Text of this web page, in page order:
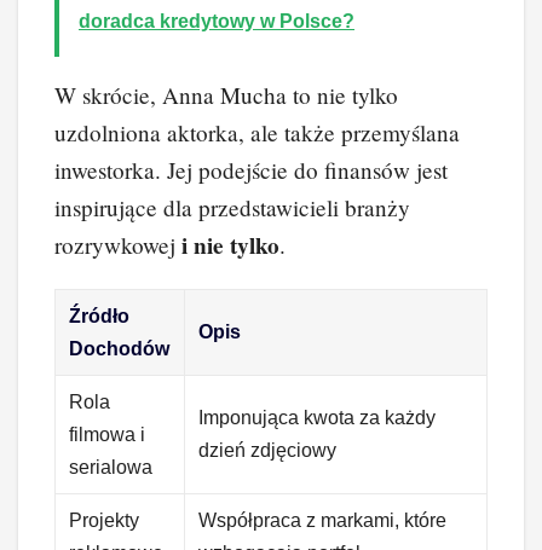
doradca kredytowy w Polsce?
W skrócie, Anna Mucha to nie tylko
uzdolniona aktorka, ale także przemyślana
inwestorka. Jej podejście do finansów jest
inspirujące dla przedstawicieli branży
rozrywkowej i nie tylko.
Źródło
Dochodów
Opis
Rola
filmowa i
serialowa
Imponująca kwota za każdy
dzień zdjęciowy
Projekty
Współpraca z markami, które